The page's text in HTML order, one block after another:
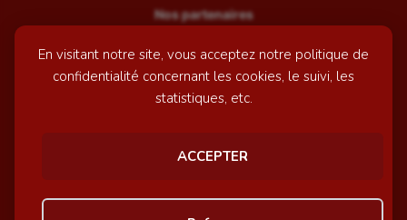
En visitant notre site, vous acceptez notre politique de
confidentialité concernant les cookies, le suivi, les
statistiques, etc.
ACCEPTER
Nos partenaires
Recrutement
Mentions légales
© GazetteSports - 2026 | Site internet réalisé par